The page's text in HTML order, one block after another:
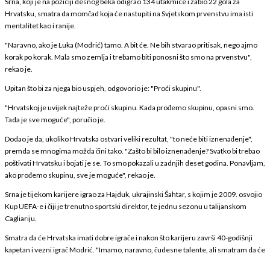
Hrvatsku, smatra da momčad koja će nastupiti na Svjetskom prvenstvu ima isti
mentalitet kao i ranije.
"Naravno, ako je Luka (Modrić) tamo. A bit će. Ne bih stvarao pritisak, nego ajmo
korak po korak. Mala smo zemlja i trebamo biti ponosni što smo na prvenstvu",
rekao je.
Upitan što bi za njega bio uspjeh, odgovorio je: "Proći skupinu".
"Hrvatskoj je uvijek najteže proći skupinu. Kada prođemo skupinu, opasni smo.
Tada je sve moguće", poručio je.
Dodao je da, ukoliko Hrvatska ostvari veliki rezultat, "to neće biti iznenađenje",
premda se mnogima možda čini tako. "Zašto bi bilo iznenađenje? Svatko bi trebao
poštivati Hrvatsku i bojati je se. To smo pokazali u zadnjih deset godina. Ponavljam,
ako prođemo skupinu, sve je moguće", rekao je.
Srna je tijekom karijere igrao za Hajduk, ukrajinski Šahtar, s kojim je 2009. osvojio
Kup UEFA-e i čiji je trenutno sportski direktor, te jednu sezonu u talijanskom
Cagliariju.
Smatra da će Hrvatska imati dobre igrače i nakon što karijeru završi 40-godišnji
kapetan i vezni igrač Modrić. "Imamo, naravno, čudesne talente, ali smatram da će